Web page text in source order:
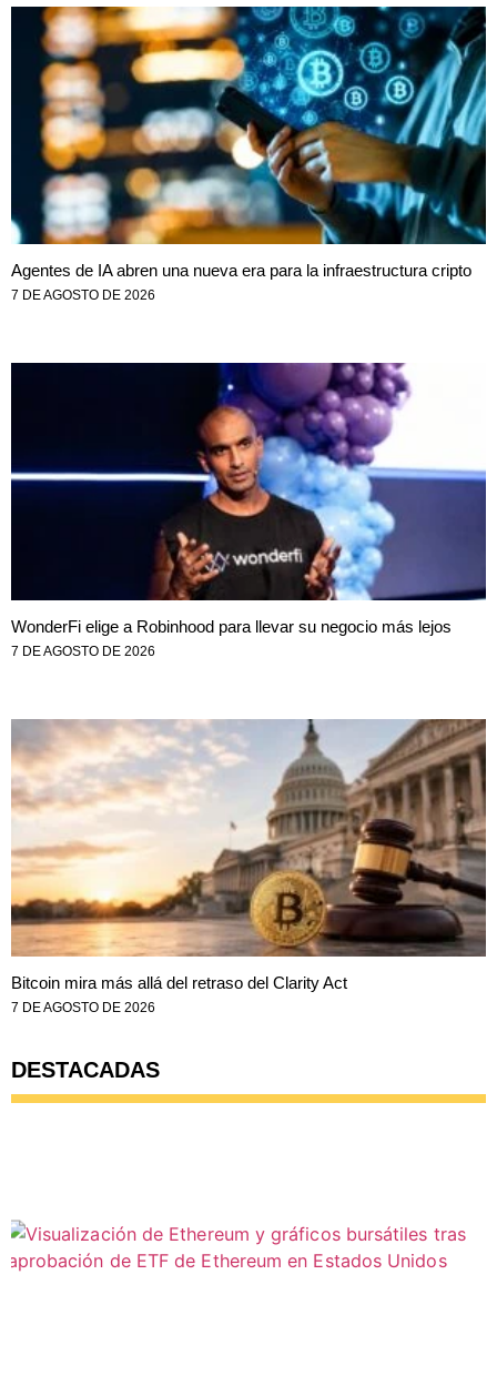
Agentes de IA abren una nueva era para la infraestructura cripto
7 DE AGOSTO DE 2026
WonderFi elige a Robinhood para llevar su negocio más lejos
7 DE AGOSTO DE 2026
Bitcoin mira más allá del retraso del Clarity Act
7 DE AGOSTO DE 2026
DESTACADAS